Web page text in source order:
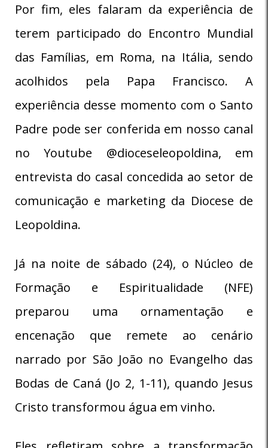
Por fim, eles falaram da experiência de
terem participado do Encontro Mundial
das Famílias, em Roma, na Itália, sendo
acolhidos pela Papa Francisco. A
experiência desse momento com o Santo
Padre pode ser conferida em nosso canal
no Youtube @dioceseleopoldina, em
entrevista do casal concedida ao setor de
comunicação e marketing da Diocese de
Leopoldina.
Já na noite de sábado (24), o Núcleo de
Formação e Espiritualidade (NFE)
preparou uma ornamentação e
encenação que remete ao cenário
narrado por São João no Evangelho das
Bodas de Caná (Jo 2, 1-11), quando Jesus
Cristo transformou água em vinho.